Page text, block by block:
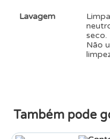
Lavagem
seco.
Não
Também pode